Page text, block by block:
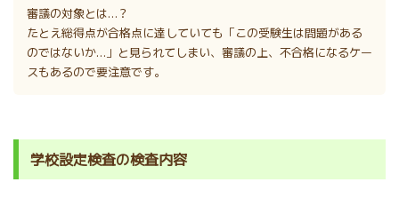
審議の対象とは…？
たとえ総得点が合格点に達していても「この受験生は問題がある
のではないか…」と見られてしまい、審議の上、不合格になるケー
スもあるので要注意です。
学校設定検査の検査内容